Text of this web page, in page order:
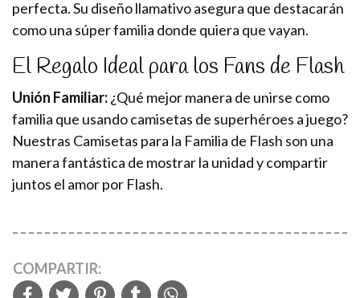
perfecta. Su diseño llamativo asegura que destacarán
como una súper familia donde quiera que vayan.
El Regalo Ideal para los Fans de Flash
Unión Familiar:¿Qué mejor manera de unirse como
familia que usando camisetas de superhéroes a juego?
Nuestras Camisetas para la Familia de Flash son una
manera fantástica de mostrar la unidad y compartir
juntos el amor por Flash.
COMPARTIR: